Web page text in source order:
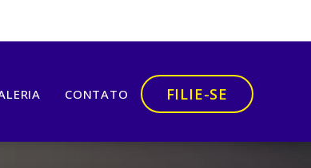
CONTATO FILIE-SE